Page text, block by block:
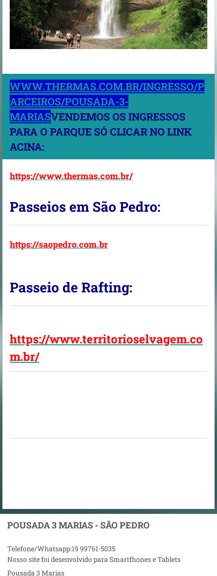
WWW.THERMAS.COM.BR/INGRESSO/P
ARCEIROS/POUSADA-3-
MARIASVENDEMOS OS INGRESSOS
PARA O PARQUE SÓ CLICAR NO LINK
ACINA:
https://www.thermas.com.br/
Passeios em São Pedro:
https://saopedro.com.br
Passeio de Rafting:
https://www.territorioselvagem.co
m.br/
POUSADA 3 MARIAS - SÃO PEDRO
Telefone/Whatsapp:19 99761-5035
Nosso site foi desenvolvido para Smartfhones e Tablets
Pousada 3 Marias